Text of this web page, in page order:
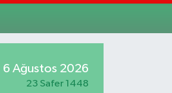
6 Ağustos 2026
23 Safer 1448